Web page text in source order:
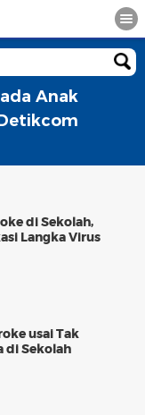
Anak
di Sekolah,
Langka Virus
usai Tak
di Sekolah